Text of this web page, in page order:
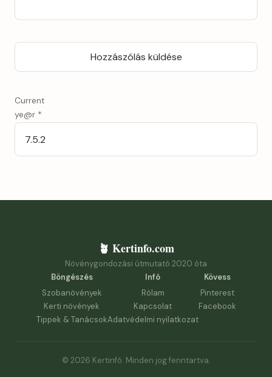
Current
ye@r *
🪴 Kertinfo.com
Növénygondozási útmutató 2020 óta
Böngészés
Szobanövények
Kerti növények
Tippek & Tanácsok
Infó
Rólam
Kapcsolat
Adatvédelmi nyilatkozat
Kövess
Pinterest
Facebook
© 2026 Kertinfó. Minden jog fenntartva.